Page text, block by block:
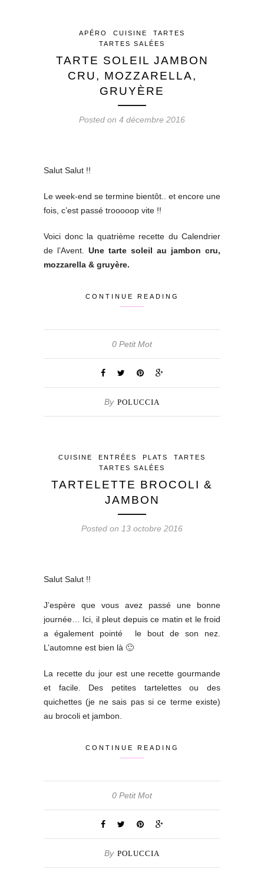
APÉRO CUISINE
TARTES
TARTES SALÉES
TARTE SOLEIL JAMBON
CRU, MOZZARELLA,
GRUYÈRE
Posted on 4 décembre 2016
Salut Salut !!
Le week-end se termine bientôt.. et encore une
fois, c’est passé trooooop vite !!
Voici donc la quatrième recette du Calendrier
de l’Avent. Une tarte soleil au jambon cru,
mozzarella & gruyère.
CONTINUE READING
0 Petit Mot
By POLUCCIA
CUISINE ENTRÉES PLATS
TARTES
TARTES SALÉES
TARTELETTE BROCOLI &
JAMBON
Posted on 13 octobre 2016
Salut Salut !!
J’espère que vous avez passé une bonne
journée… Ici, il pleut depuis ce matin et le froid
a également pointé le bout de son nez.
L’automne est bien là 🙂
La recette du jour est une recette gourmande
et facile. Des petites tartelettes ou des
quichettes (je ne sais pas si ce terme existe)
au brocoli et jambon.
CONTINUE READING
0 Petit Mot
By POLUCCIA